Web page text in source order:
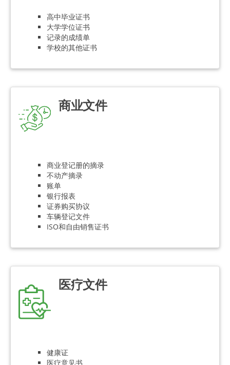
高中毕业证书
大学学位证书
记录的成绩单
学校的其他证书
商业文件
商业登记册的摘录
不动产摘录
账单
银行报表
证券购买协议
车辆登记文件
ISO和自由销售证书
医疗文件
健康证
医疗意见书